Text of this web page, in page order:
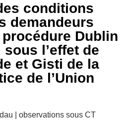
conditions
demandeurs
Dublin
l’effet de
et Gisti de la
de l’Union
| observations sous CT